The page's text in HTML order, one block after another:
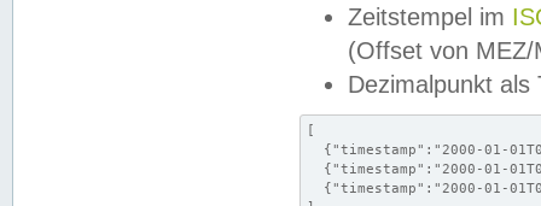
Zeitstempel im
(Offset von MEZ/
Dezimalpunkt als
[
{"timestamp":"2000-01-
{"timestamp":"2000-01-
{"timestamp":"2000-01-